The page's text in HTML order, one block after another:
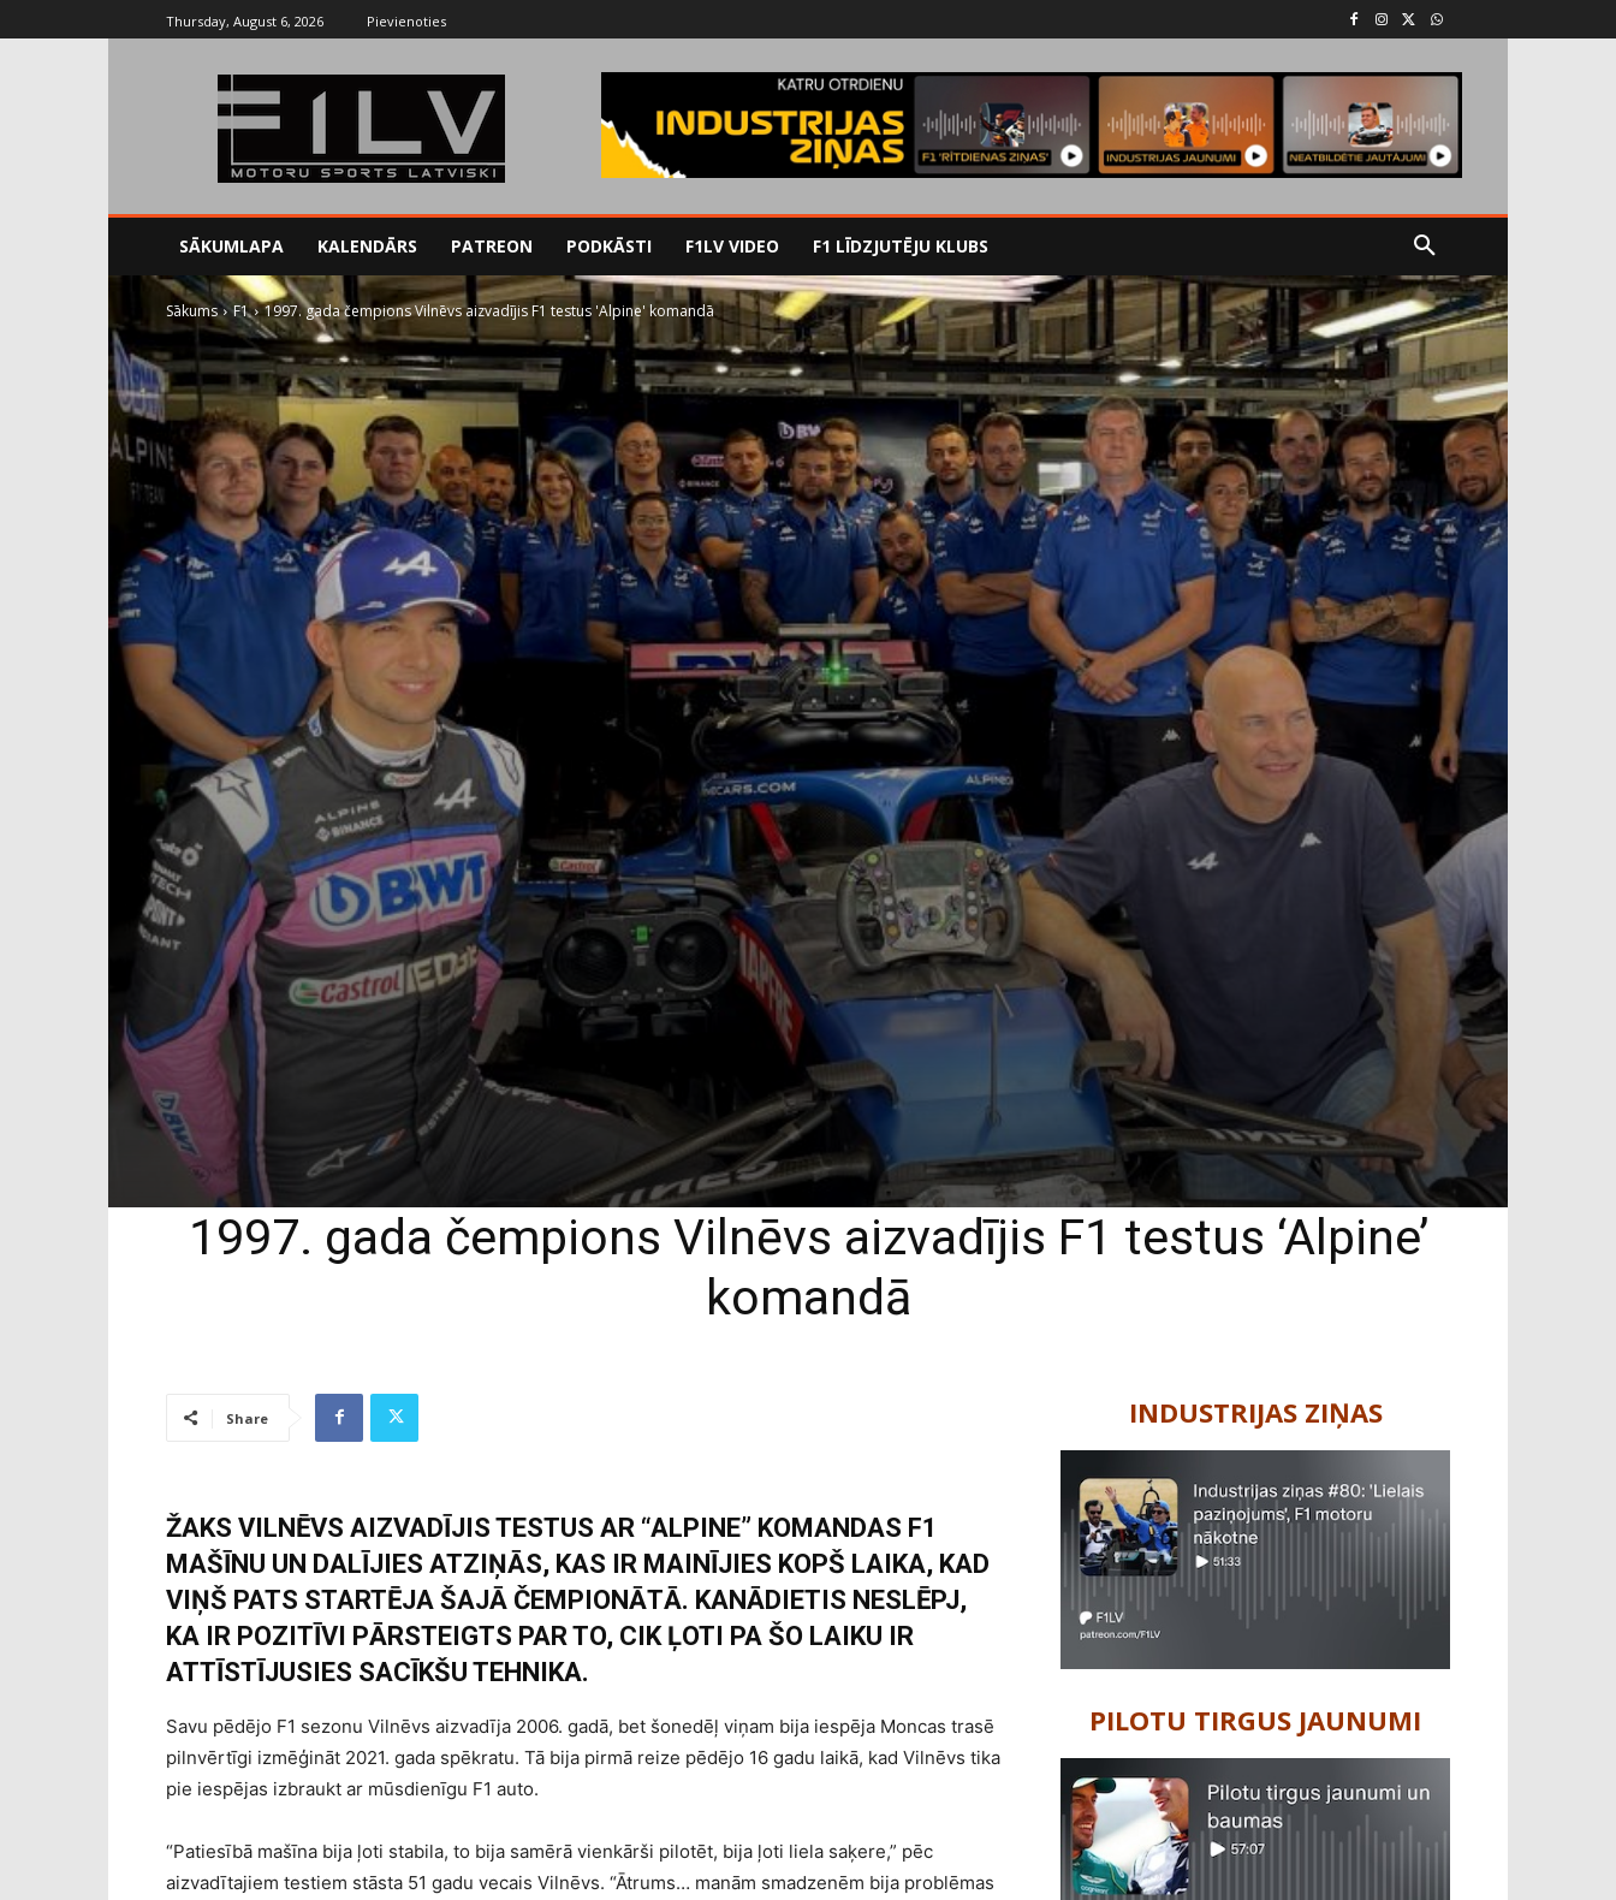
Thursday, August 6, 2026 Pievienoties
SĀKUMLAPA KALENDĀRS PATREON PODKĀSTI F1LV VIDEO F1 LĪDZJUTĒJU KLUBS
Sākums F1 1997. gada čempions Vilnēvs aizvadījis F1 testus 'Alpine' komandā
1997. gada čempions Vilnēvs aizvadījis F1 testus ‘Alpine’
komandā
Share
ŽAKS VILNĒVS AIZVADĪJIS TESTUS AR “ALPINE” KOMANDAS F1
MAŠĪNU UN DALĪJIES ATZIŅĀS, KAS IR MAINĪJIES KOPŠ LAIKA, KAD
VIŅŠ PATS STARTĒJA ŠAJĀ ČEMPIONĀTĀ. KANĀDIETIS NESLĒPJ,
KA IR POZITĪVI PĀRSTEIGTS PAR TO, CIK ĻOTI PA ŠO LAIKU IR
ATTĪSTĪJUSIES SACĪKŠU TEHNIKA.
Savu pēdējo F1 sezonu Vilnēvs aizvadīja 2006. gadā, bet šonedēļ viņam bija iespēja Moncas trasē
pilnvērtīgi izmēģināt 2021. gada spēkratu. Tā bija pirmā reize pēdējo 16 gadu laikā, kad Vilnēvs tika
pie iespējas izbraukt ar mūsdienīgu F1 auto.
“Patiesībā mašīna bija ļoti stabila, to bija samērā vienkārši pilotēt, bija ļoti liela saķere,” pēc
aizvadītajiem testiem stāsta 51 gadu vecais Vilnēvs. “Ātrums… manām smadzenēm bija problēmas
INDUSTRIJAS ZIŅAS
PILOTU TIRGUS JAUNUMI